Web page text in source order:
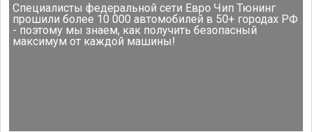
Специалисты федеральной сети Евро Чип Тюнинг
прошили более 10 000 автомобилей в 50+ городах РФ
- поэтому мы знаем, как получить безопасный
максимум от каждой машины!